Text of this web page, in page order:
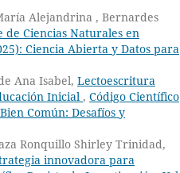
Alejandrina , Bernardes
Ciencias Naturales en
Ciencia Abierta y Datos para
Ana Isabel, Lectoescritura
Inicial , Código Científico
Común: Desafíos y
Ronquillo Shirley Trinidad,
innovadora para